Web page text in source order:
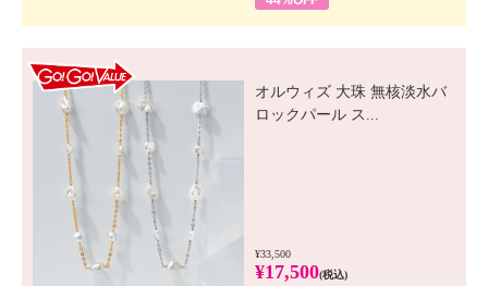
オルウィズ 大珠 無核淡水バ
ロックパール ス...
¥33,500
¥17,500(税込)